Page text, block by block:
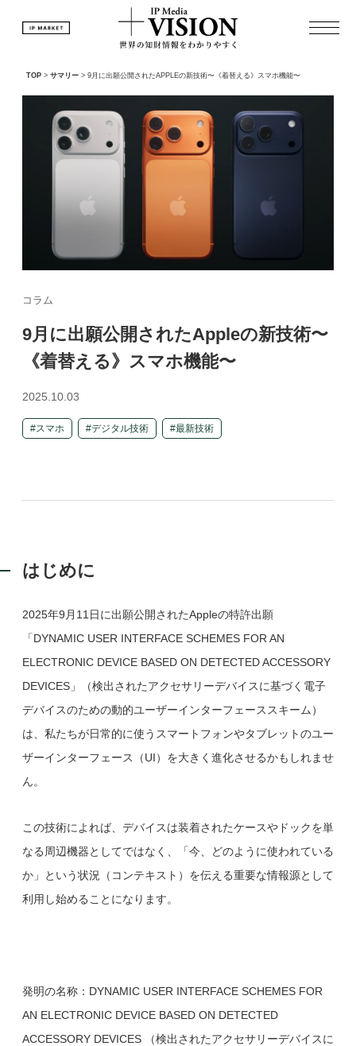
TOP > サマリー > 9月に出願公開されたAPPLEの新技術〜《着替える》スマホ機能〜
コラム
9月に出願公開されたAppleの新技術〜
《着替える》スマホ機能〜
2025.10.03
スマホ デジタル技術 最新技術
はじめに
2025年9月11日に出願公開されたAppleの特許出願
「DYNAMIC USER INTERFACE SCHEMES FOR AN
ELECTRONIC DEVICE BASED ON DETECTED ACCESSORY
DEVICES」（検出されたアクセサリーデバイスに基づく電子
デバイスのための動的ユーザーインターフェーススキーム）
は、私たちが日常的に使うスマートフォンやタブレットのユー
ザーインターフェース（UI）を大きく進化させるかもしれませ
ん。
この技術によれば、デバイスは装着されたケースやドックを単
なる周辺機器としてではなく、「今、どのように使われている
か」という状況（コンテキスト）を伝える重要な情報源として
利用し始めることになります。
発明の名称：DYNAMIC USER INTERFACE SCHEMES FOR
AN ELECTRONIC DEVICE BASED ON DETECTED
ACCESSORY DEVICES （検出されたアクセサリーデバイスに